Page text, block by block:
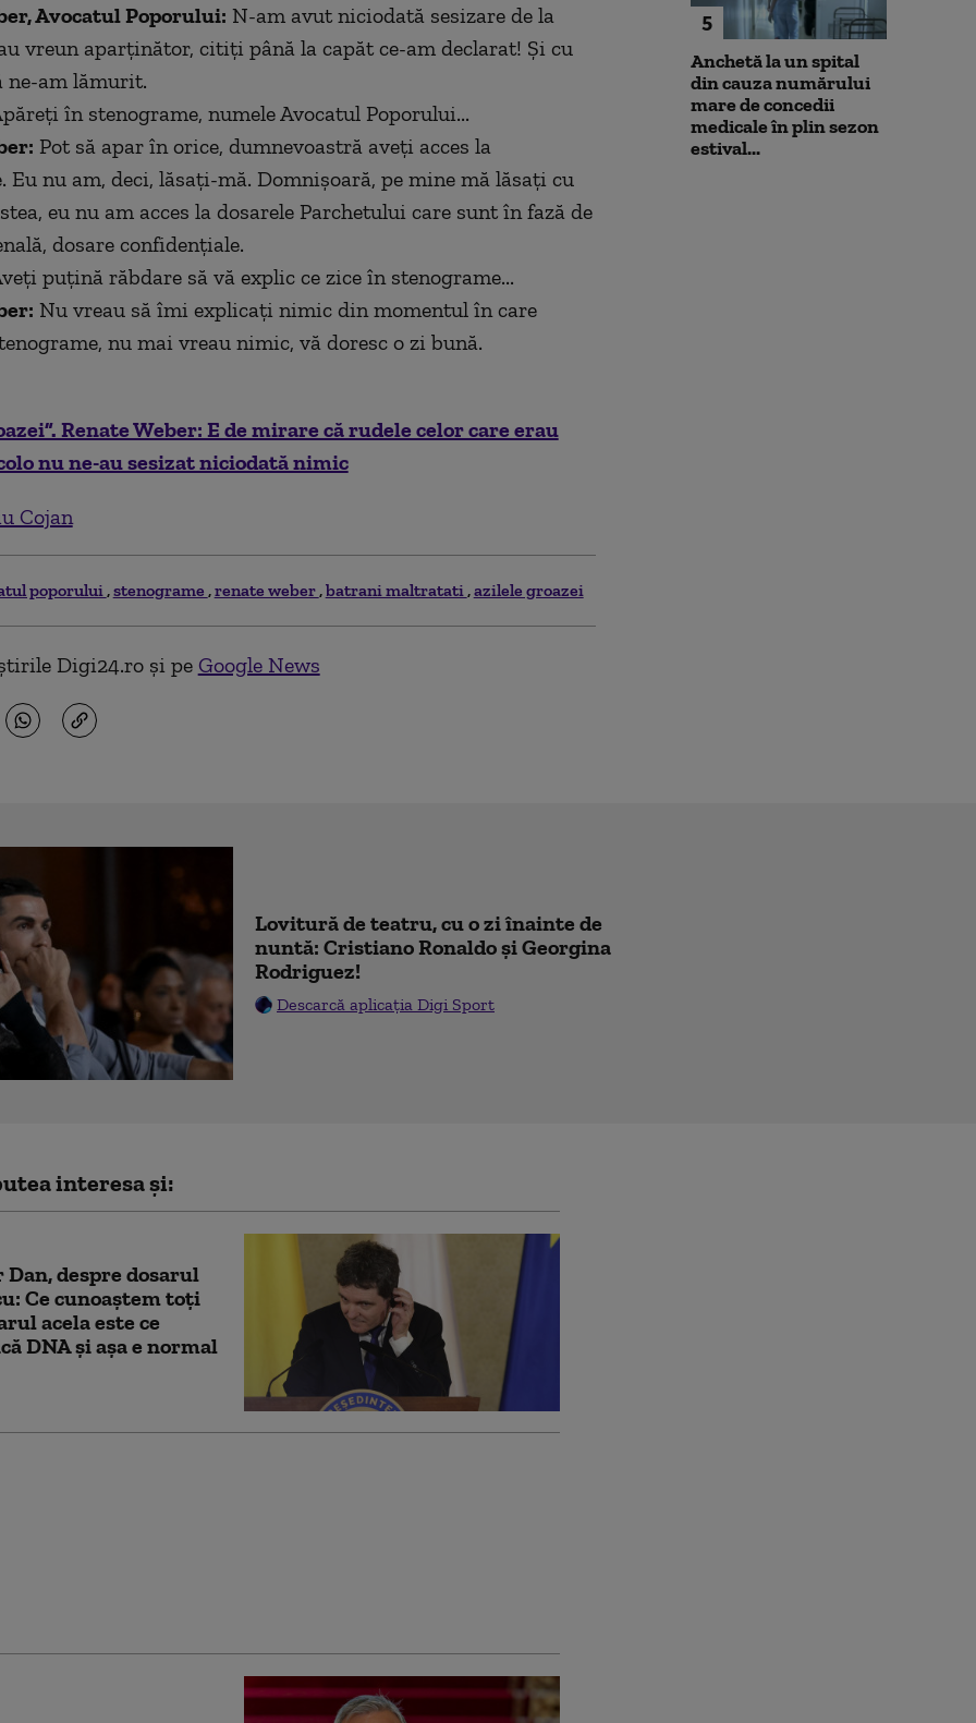
Avocatul Poporului: N-am avut niciodată sesizare de la
vreun aparținător, citiți până la capăt ce-am declarat! Și cu
ne-am lămurit.
în stenograme, numele Avocatul Poporului...
Pot să apar în orice, dumnevoastră aveți acces la
Eu nu am, deci, lăsați-mă. Domnișoară, pe mine mă lăsați cu
eu nu am acces la dosarele Parchetului care sunt în fază de
dosare confidențiale.
puțină răbdare să vă explic ce zice în stenograme...
Nu vreau să îmi explicați nimic din momentul în care
nu mai vreau nimic, vă doresc o zi bună.
Renate Weber: E de mirare că rudele celor care erau
nu ne-au sesizat niciodată nimic
Cojan
poporului stenograme renate weber batrani maltratati azilele groazei
Digi24.ro și pe Google News
5
Anchetă la un spital
din cauza numărului
mare de concedii
medicale în plin sezon
estival...
Lovitură de teatru, cu o zi înainte de
nuntă: Cristiano Ronaldo și Georgina
Rodriguez!
Descarcă aplicația Digi Sport
interesa și:
Dan, despre dosarul
Ce cunoaştem toţi
acela este ce
DNA şi aşa e normal